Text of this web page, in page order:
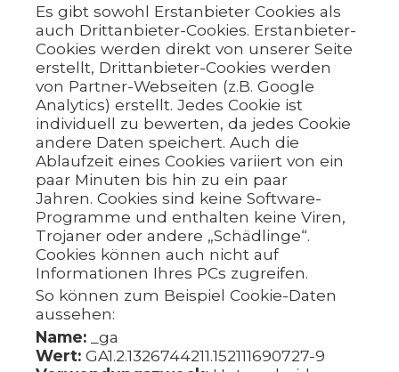
Es gibt sowohl Erstanbieter Cookies als
auch Drittanbieter-Cookies. Erstanbieter-
Cookies werden direkt von unserer Seite
erstellt, Drittanbieter-Cookies werden
von Partner-Webseiten (z.B. Google
Analytics) erstellt. Jedes Cookie ist
individuell zu bewerten, da jedes Cookie
andere Daten speichert. Auch die
Ablaufzeit eines Cookies variiert von ein
paar Minuten bis hin zu ein paar
Jahren. Cookies sind keine Software-
Programme und enthalten keine Viren,
Trojaner oder andere „Schädlinge“.
Cookies können auch nicht auf
Informationen Ihres PCs zugreifen.
So können zum Beispiel Cookie-Daten
aussehen:
Name: _ga
Wert: GA1.2.1326744211.152111690727-9